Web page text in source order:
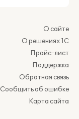
О сайте
О решениях 1С
Прайс-лист
Поддержка
Обратная связь
Сообщить об ошибке
Карта сайта